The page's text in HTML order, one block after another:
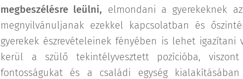
megbeszélésre leülni, elmondani a gyerekeknek
megnyilvánuljanak ezekkel kapcsolatban és
gyerekek észrevételeinek fényében is lehet igazítani
kerül a szülő tekintélyvesztett pozícióba,
fontosságukat és a családi egység